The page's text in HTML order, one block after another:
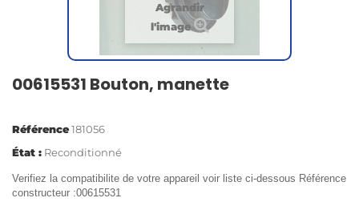
Agrandir
l'image
00615531 Bouton, manette
Référence181056
État : Reconditionné
Verifiez la compatibilite de votre appareil voir liste ci-dessous Référence
constructeur :00615531